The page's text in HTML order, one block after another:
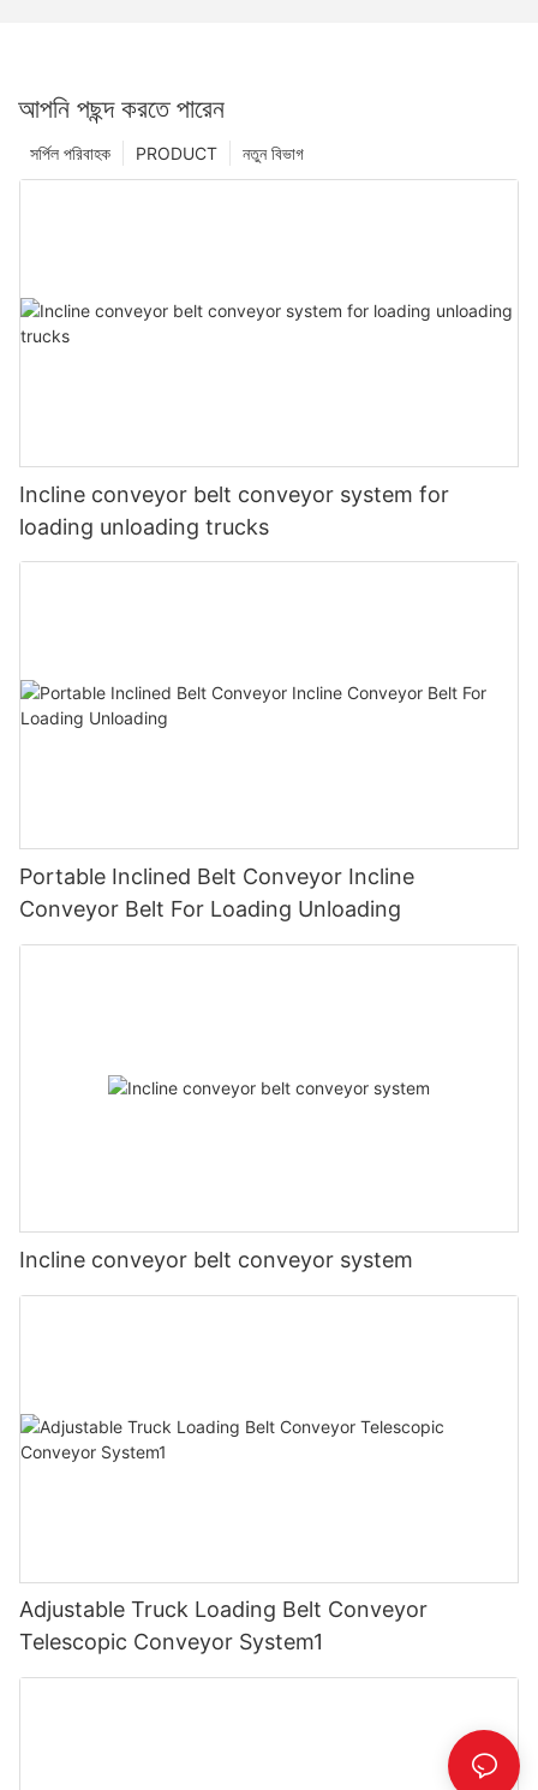
আপনি পছন্দ করতে পারেন
নতুন বিভাগ
PRODUCT
সর্পিল পরিবাহক
Incline conveyor belt conveyor system for
loading unloading trucks
Portable Inclined Belt Conveyor Incline
Conveyor Belt For Loading Unloading
Incline conveyor belt conveyor system
Adjustable Truck Loading Belt Conveyor
Telescopic Conveyor System1